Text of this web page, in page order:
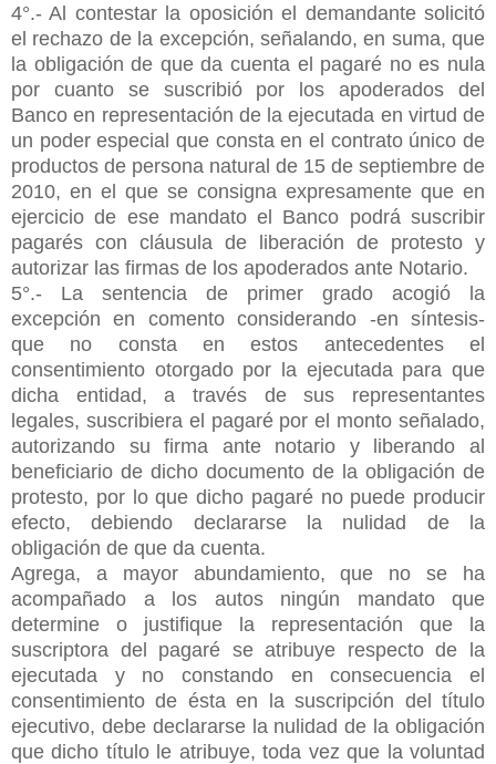
4°.- Al contestar la oposición el demandante solicitó
el rechazo de la excepción, señalando, en suma, que
la obligación de que da cuenta el pagaré no es nula
por cuanto se suscribió por los apoderados del
Banco en representación de la ejecutada en virtud de
un poder especial que consta en el contrato único de
productos de persona natural de 15 de septiembre de
2010, en el que se consigna expresamente que en
ejercicio de ese mandato el Banco podrá suscribir
pagarés con cláusula de liberación de protesto y
autorizar las firmas de los apoderados ante Notario.
5°.- La sentencia de primer grado acogió la
excepción en comento considerando -en síntesis-
que no consta en estos antecedentes el
consentimiento otorgado por la ejecutada para que
dicha entidad, a través de sus representantes
legales, suscribiera el pagaré por el monto señalado,
autorizando su firma ante notario y liberando al
beneficiario de dicho documento de la obligación de
protesto, por lo que dicho pagaré no puede producir
efecto, debiendo declararse la nulidad de la
obligación de que da cuenta.
Agrega, a mayor abundamiento, que no se ha
acompañado a los autos ningún mandato que
determine o justifique la representación que la
suscriptora del pagaré se atribuye respecto de la
ejecutada y no constando en consecuencia el
consentimiento de ésta en la suscripción del título
ejecutivo, debe declararse la nulidad de la obligación
que dicho título le atribuye, toda vez que la voluntad